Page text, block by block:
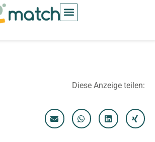
Diese Anzeige teilen: